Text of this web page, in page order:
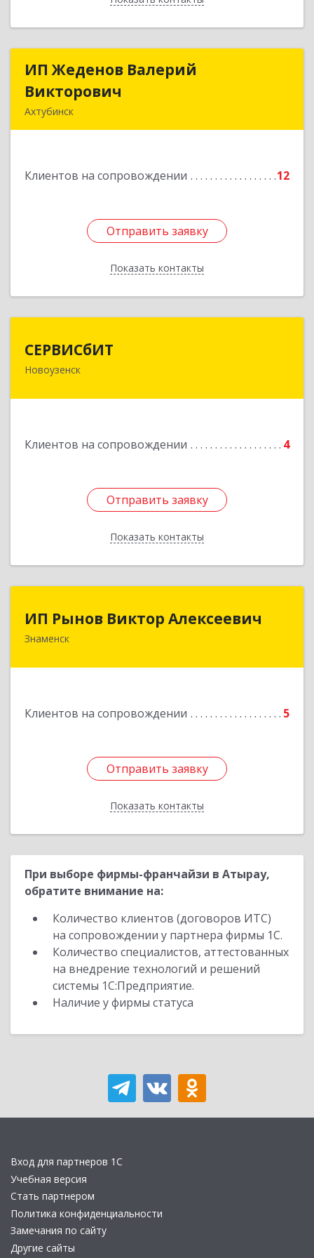
ИП Жеденов Валерий
Викторович
Ахтубинск
Клиентов на сопровождении 12
Отправить заявку
Показать контакты
ИП Жеденов Валерий
Подробнее
Отправить заявку
Назад
СЕРВИСбИТ
Новоузенск
Клиентов на сопровождении 4
Отправить заявку
Показать контакты
413 360, Саратовская обл, Новоузенский р-н,
Отправить заявку
Назад
ИП Рынов Виктор Алексеевич
Знаменск
Клиентов на сопровождении 5
Отправить заявку
Показать контакты
Отправить заявку
Назад
При выборе фирмы-франчайзи в Атырау,
обратите внимание на:
Количество клиентов (договоров ИТС)
на сопровождении у партнера фирмы 1С.
Количество специалистов, аттестованных
на внедрение технологий и решений
системы 1С:Предприятие.
Наличие у фирмы статуса
Вход для партнеров 1С
Учебная версия
Стать партнером
Политика конфиденциальности
Замечания по сайту
Другие сайты